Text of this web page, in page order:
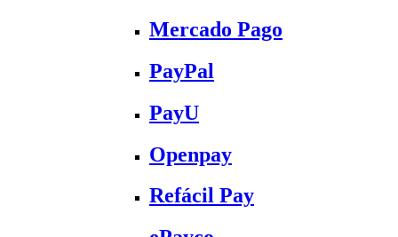
Mercado Pago
PayPal
PayU
Openpay
Refácil Pay